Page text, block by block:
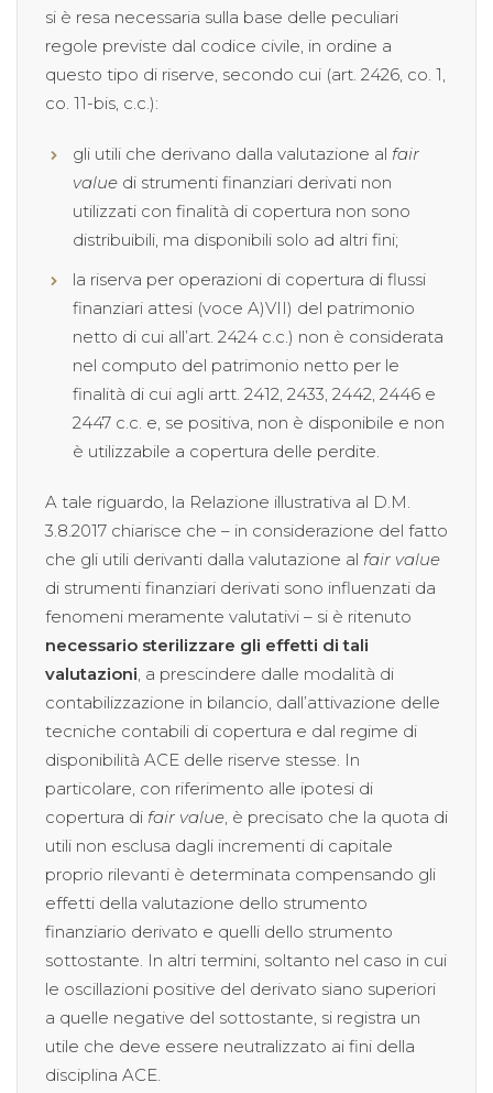
si è resa necessaria sulla base delle peculiari
regole previste dal codice civile, in ordine a
questo tipo di riserve, secondo cui (art. 2426, co. 1,
co. 11-bis, c.c.):
gli utili che derivano dalla valutazione al fair
value di strumenti finanziari derivati non
utilizzati con finalità di copertura non sono
distribuibili, ma disponibili solo ad altri fini;
la riserva per operazioni di copertura di flussi
finanziari attesi (voce A)VII) del patrimonio
netto di cui all’art. 2424 c.c.) non è considerata
nel computo del patrimonio netto per le
finalità di cui agli artt. 2412, 2433, 2442, 2446 e
2447 c.c. e, se positiva, non è disponibile e non
è utilizzabile a copertura delle perdite.
A tale riguardo, la Relazione illustrativa al D.M.
3.8.2017 chiarisce che – in considerazione del fatto
che gli utili derivanti dalla valutazione al fair value
di strumenti finanziari derivati sono influenzati da
fenomeni meramente valutativi – si è ritenuto
necessario sterilizzare gli effetti di tali
valutazioni , a prescindere dalle modalità di
contabilizzazione in bilancio, dall’attivazione delle
tecniche contabili di copertura e dal regime di
disponibilità ACE delle riserve stesse. In
particolare, con riferimento alle ipotesi di
copertura di fair value , è precisato che la quota di
utili non esclusa dagli incrementi di capitale
proprio rilevanti è determinata compensando gli
effetti della valutazione dello strumento
finanziario derivato e quelli dello strumento
sottostante. In altri termini, soltanto nel caso in cui
le oscillazioni positive del derivato siano superiori
a quelle negative del sottostante, si registra un
utile che deve essere neutralizzato ai fini della
disciplina ACE.